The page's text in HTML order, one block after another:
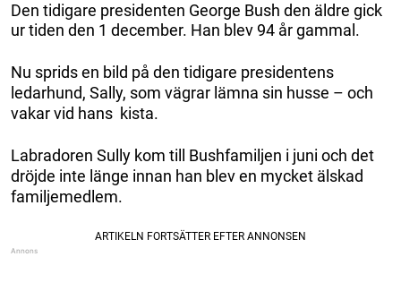
Den tidigare presidenten George Bush den äldre gick
ur tiden den 1 december. Han blev 94 år gammal.
Nu sprids en bild på den tidigare presidentens
ledarhund, Sally, som vägrar lämna sin husse – och
vakar vid hans kista.
Labradoren Sully kom till Bushfamiljen i juni och det
dröjde inte länge innan han blev en mycket älskad
familjemedlem.